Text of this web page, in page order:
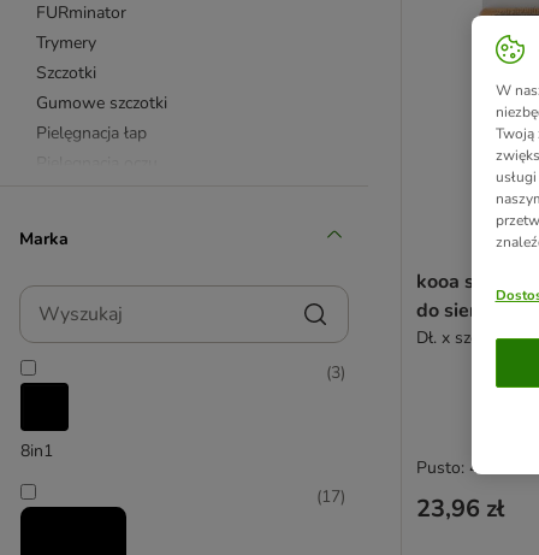
FURminator
Trymery
Szczotki
Gumowe szczotki
Pielęgnacja łap
Ręczniki
Spraye, olejki i chusteczki
Szampony i odżywki
Szczotki dla owczarka niemieckiego
Szczotki dla pudla
Marka
Wyszukaj
8in1
(3)
(17)
kooa
do sierści
Dł. x szer.: 15,5
23,96 zł
Pusto: 4.6/5
W
Twoją